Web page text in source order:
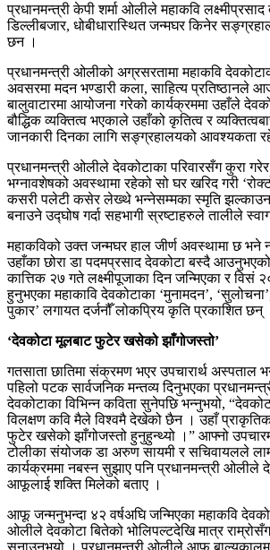
प्रधानमन्त्री केपी शर्मा ओलीले महाकवि
डिल्लीबजार, धोबीधारास्थित जन्मघर किनेर
छन ।
प्रधानमन्त्री ओलीको अग्रसरतामा महाकवि
अवसरमा मदन भण्डारी कला, साहित्य प्रतिष्ठानले
बालुवाटारमा आयोजना गरेको कार्यक्रममा उहाँले
बौद्धिक व्यक्तित्व भएकाले उहाँको कृतित्व र
जानकारी दिनका लागि सङ्ग्रहालयको आवश्यकता
प्रधानमन्त्री ओलीले देवकोटाका परिवारसँग कुरा
भग्नावशेषको अवस्थामा रहेको सो घर खरिद गरी
कसरी पलेटी कसेर लेख्थे भन्नेसम्मका स्मृति
बनाउने उद्घोष गर्दा सहभागी स्रष्टाहरुले तालीले
महाकविको उक्त जन्मघर हाल जीर्ण अवस्थामा छ भने
उहाँका छोरा डा पदमप्रसाद देवकोटा बस्दै
कात्तिक २७ गते लक्ष्मीपूजाका दिन जन्मिएका र विसं
हुनुभएका महाकावि देवकोटाका ‘मुनामदन’,
पुकार’ लगायत दर्जनौँ लोकप्रिय कृति प्रकाशित छन्
‘देवकोटा मूलबाट फुटेर खसेको झाँगोजस्तो’
गतसाता छातिमा संक्रमण भएर उपचारार्थ अस्पताल
पहिलो पटक सार्वजनिक मन्तव्य दिनुभएका
देवकोटाका विभिन्न कविता सुनेपछि भन्नुभयो,
विलक्षण कवि मैले विश्वमै देखेको छैन । उहाँ प्राकृतिक
फुटेर खसेको झाँगोजस्तो हुनुहुन्थ्यो ।” आफ्नो
टोलीका संयोजक डा अरुण सायमी र सचिवायलले
कार्यक्रममा नबस्न सुझाए पनि प्रधानमन्त्री ओलीले
आफूलाई शक्ति मिलेको बताए ।
आफू जन्मनुभन्दा ४२ वर्षअघि जन्मिएका महाकवि
ओलीले देवकोटा बितेको भोलिपल्टदेखि मात्र
सुनाउनुभयो । प्रधानमन्त्री ओलीले आफू बाल्यकालमा